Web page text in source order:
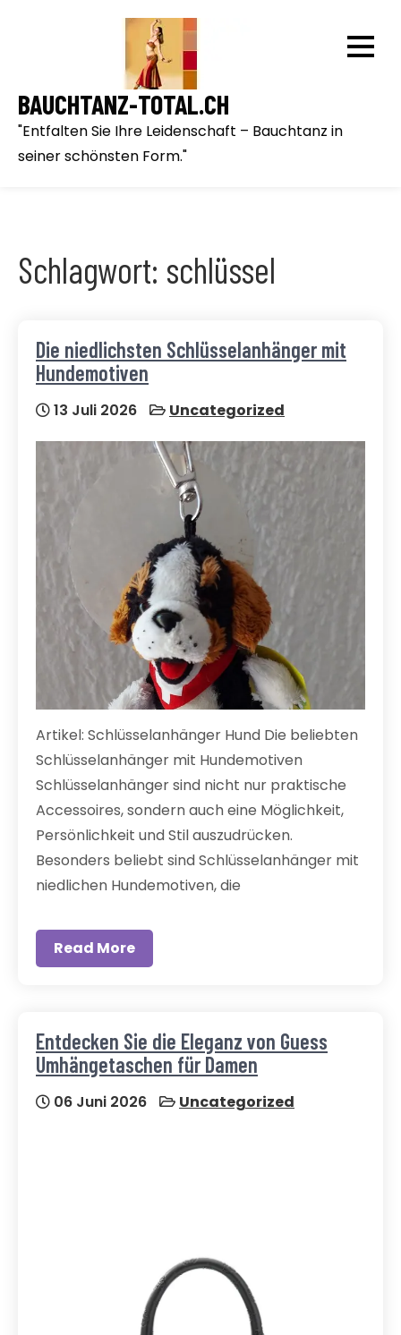
BAUCHTANZ-TOTAL.CH
"Entfalten Sie Ihre Leidenschaft – Bauchtanz in
seiner schönsten Form."
Schlagwort: schlüssel
Die niedlichsten Schlüsselanhänger mit
Hundemotiven
13 Juli 2026 Uncategorized
Artikel: Schlüsselanhänger Hund Die beliebten
Schlüsselanhänger mit Hundemotiven
Schlüsselanhänger sind nicht nur praktische
Accessoires, sondern auch eine Möglichkeit,
Persönlichkeit und Stil auszudrücken.
Besonders beliebt sind Schlüsselanhänger mit
niedlichen Hundemotiven, die
Read More
Entdecken Sie die Eleganz von Guess
Umhängetaschen für Damen
06 Juni 2026 Uncategorized